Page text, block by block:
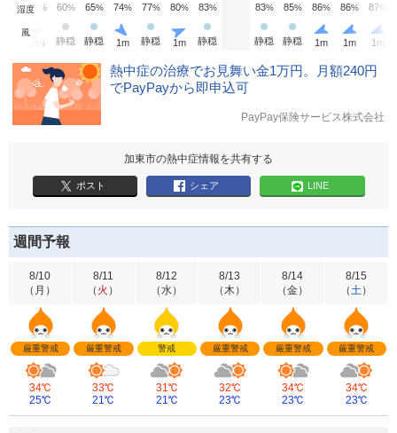
湿度
% 61 % 60% 65% 74% 77% 80% 83% 83% 85% 86% 86% 87%
風
m 静穏 静穏 1m 静穏 1m 静穏 静穏 静穏 1m 1m 1 m
熱中症の治療でお見舞い金1万円。月額240円
でPayPayから即申込可
PayPay保険サービス株式会社
加東市の熱中症情報を共有する
ポスト シェア LINE
週間予報
8/10
（ 月 ）
厳重警戒
34℃
25℃
8/11
（ 火 ）
厳重警戒
33℃
21℃
8/12
（水）
警戒
31℃
21℃
8/13
（木）
厳重警戒
32℃
23℃
8/14
（金）
厳重警戒
34℃
23℃
8/15
（土）
厳重警戒
34℃
23℃